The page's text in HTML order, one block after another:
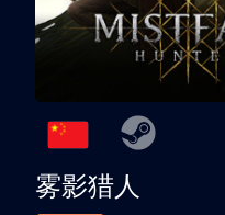
雾影猎人